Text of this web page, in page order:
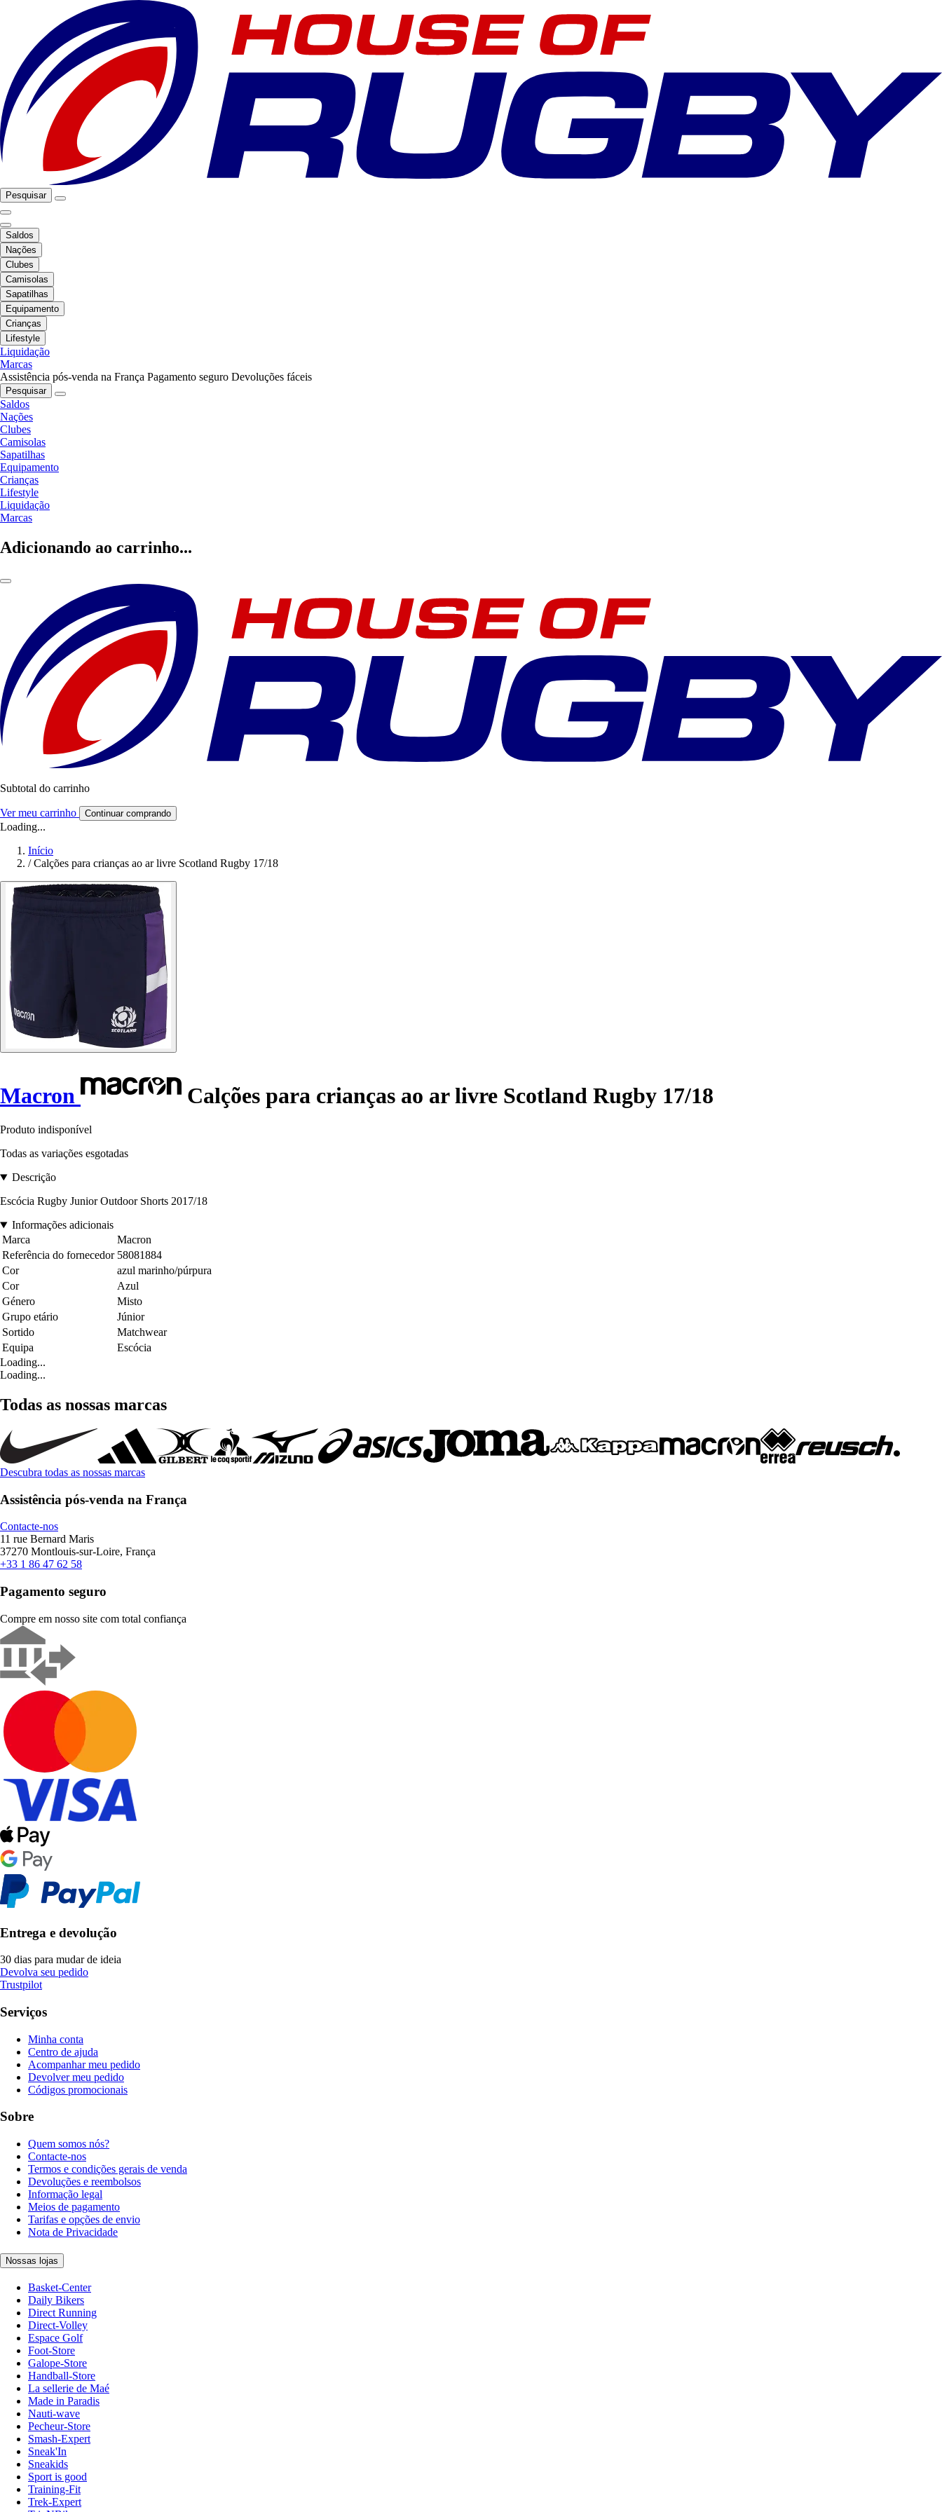
Pesquisar
Saldos
Nações
Clubes
Camisolas
Sapatilhas
Equipamento
Crianças
Lifestyle
Liquidação
Marcas
Assistência pós-venda na França Pagamento seguro Devoluções fáceis
Pesquisar
Saldos
Nações
Clubes
Camisolas
Sapatilhas
Equipamento
Crianças
Lifestyle
Liquidação
Marcas
Adicionando ao carrinho...
Subtotal do carrinho
Ver meu carrinho Continuar comprando
Loading...
Início
/ Calções para crianças ao ar livre Scotland Rugby 17/18
Macron Calções para crianças ao ar livre Scotland Rugby 17/18
Produto indisponível
Todas as variações esgotadas
Descrição
Escócia Rugby Junior Outdoor Shorts 2017/18
Informações adicionais
Marca
Macron
Referência do fornecedor 58081884
Cor
azul marinho/púrpura
Cor
Azul
Género
Misto
Grupo etário
Júnior
Sortido
Matchwear
Equipa
Escócia
Loading...
Loading...
Todas as nossas marcas
Descubra todas as nossas marcas
Assistência pós-venda na França
Contacte-nos
11 rue Bernard Maris
37270 Montlouis-sur-Loire, França
+33 1 86 47 62 58
Pagamento seguro
Compre em nosso site com total confiança
Entrega e devolução
30 dias para mudar de ideia
Devolva seu pedido
Trustpilot
Serviços
Minha conta
Centro de ajuda
Acompanhar meu pedido
Devolver meu pedido
Códigos promocionais
Sobre
Quem somos nós?
Contacte-nos
Termos e condições gerais de venda
Devoluções e reembolsos
Informação legal
Meios de pagamento
Tarifas e opções de envio
Nota de Privacidade
Nossas lojas
Basket-Center
Daily Bikers
Direct Running
Direct-Volley
Espace Golf
Foot-Store
Galope-Store
Handball-Store
La sellerie de Maé
Made in Paradis
Nauti-wave
Pecheur-Store
Smash-Expert
Sneak'In
Sneakids
Sport is good
Training-Fit
Trek-Expert